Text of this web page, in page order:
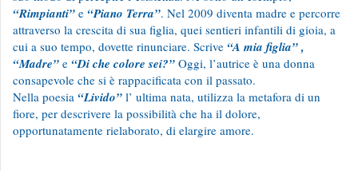
“Rimpianti” e “Piano Terra”. Nel 2009 diventa madre e percorre
attraverso la crescita di sua figlia, quei sentieri infantili di gioia, a
cui a suo tempo, dovette rinunciare. Scrive “A mia figlia” ,
“Madre” e “Di che colore sei?” Oggi, l’autrice è una donna
consapevole che si è rappacificata con il passato.
Nella poesia “Livido” l’ ultima nata, utilizza la metafora di un
fiore, per descrivere la possibilità che ha il dolore,
opportunatamente rielaborato, di elargire amore.